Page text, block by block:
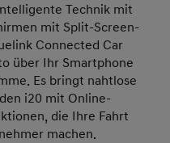
Technik mit
mit Split-Screen-
Connected Car
über Ihr Smartphone
Es bringt nahtlose
i20 mit Online-
die Ihre Fahrt
machen.